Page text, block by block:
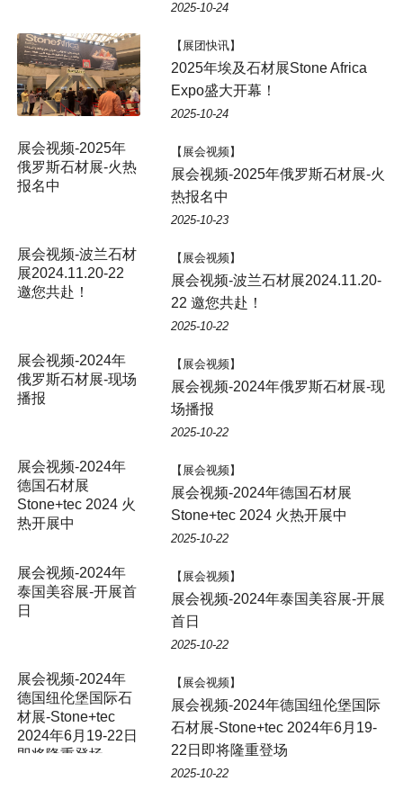
2025-10-24
【展团快讯】
2025年埃及石材展Stone Africa
Expo盛大开幕！
2025-10-24
展会视频-2025年
俄罗斯石材展-火热
报名中
【展会视频】
展会视频-2025年俄罗斯石材展-火
热报名中
2025-10-23
【展会视频】
展会视频-波兰石材展2024.11.20-
22 邀您共赴！
2025-10-22
展会视频-2024年
俄罗斯石材展-现场
播报
【展会视频】
展会视频-2024年俄罗斯石材展-现
场播报
2025-10-22
展会视频-2024年
德国石材展
Stone+tec 2024 火
热开展中
【展会视频】
展会视频-2024年德国石材展
Stone+tec 2024 火热开展中
2025-10-22
展会视频-2024年
泰国美容展-开展首
日
【展会视频】
展会视频-2024年泰国美容展-开展
首日
2025-10-22
展会视频-2024年
德国纽伦堡国际石
材展-Stone+tec
2024年6月19-22日
即将隆重登场
【展会视频】
展会视频-2024年德国纽伦堡国际
石材展-Stone+tec 2024年6月19-
22日即将隆重登场
2025-10-22